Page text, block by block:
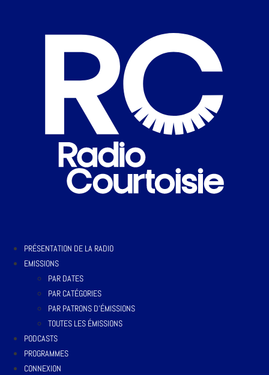
PRÉSENTATION DE LA RADIO
EMISSIONS
PAR DATES
PAR CATÉGORIES
PAR PATRONS D’ÉMISSIONS
TOUTES LES ÉMISSIONS
PODCASTS
PROGRAMMES
CONNEXION